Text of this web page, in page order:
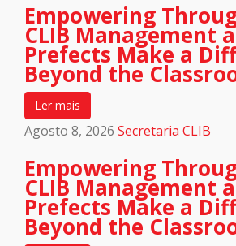
Empowering
CLIB Management
Prefects Make a
Beyond the
Ler mais
Agosto 8, 2026 Secretaria CLIB
Empowering
CLIB Management
Prefects Make a
Beyond the